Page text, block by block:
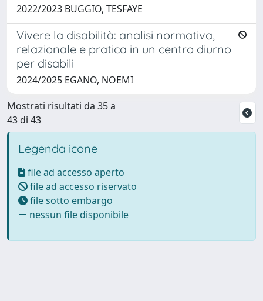
2022/2023 BUGGIO, TESFAYE
Vivere la disabilità: analisi normativa,
relazionale e pratica in un centro diurno
per disabili
2024/2025 EGANO, NOEMI
Mostrati risultati da 35 a
43 di 43
Legenda icone
file ad accesso aperto
file ad accesso riservato
file sotto embargo
nessun file disponibile